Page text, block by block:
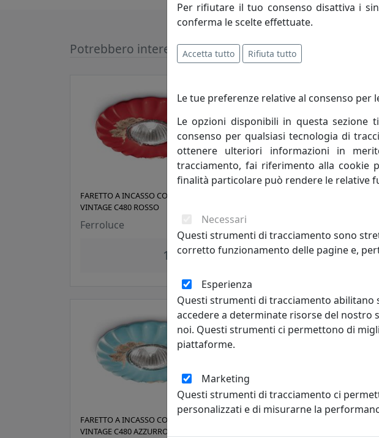
Potrebbero interessarti
FARETTO A INCASSO COLLEZIONE
VINTAGE C480 ROSSO
Ferroluce
188,00 € 188,00
FARETTO A INCASSO COLLEZIONE
VINTAGE C480 AZZURRO
Per rifiutare il tuo consenso disattiva i
conferma le scelte effettuate.
Accetta tutto Rifiuta tutto
Le tue preferenze relative al consenso per
Le opzioni disponibili in questa sezione
consenso per qualsiasi tecnologia di
ottenere ulteriori informazioni in
tracciamento, fai riferimento alla cookie
finalità particolare può rendere le relative
Necessari
Questi strumenti di tracciamento sono
corretto funzionamento delle pagine e,
Esperienza
Questi strumenti di tracciamento
accedere a determinate risorse del nostro
noi. Questi strumenti ci permettono di
piattaforme.
Marketing
Questi strumenti di tracciamento ci
personalizzati e di misurarne la